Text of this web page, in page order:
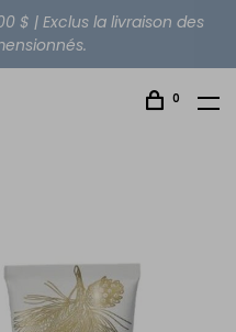
$ | Exclus la livraison des
0